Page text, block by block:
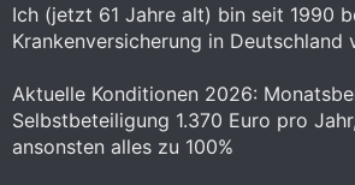
Ich (jetzt 61 Jahre alt) bin seit 1990
Krankenversicherung in Deutschland
Aktuelle Konditionen 2026:
Selbstbeteiligung 1.370 Euro pro
ansonsten alles zu 100%